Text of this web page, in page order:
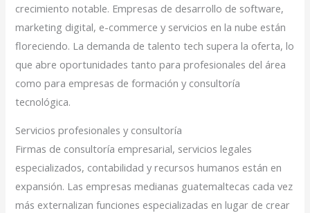
crecimiento notable. Empresas de desarrollo de software,
marketing digital, e-commerce y servicios en la nube están
floreciendo. La demanda de talento tech supera la oferta, lo
que abre oportunidades tanto para profesionales del área
como para empresas de formación y consultoría
tecnológica.
Servicios profesionales y consultoría
Firmas de consultoría empresarial, servicios legales
especializados, contabilidad y recursos humanos están en
expansión. Las empresas medianas guatemaltecas cada vez
más externalizan funciones especializadas en lugar de crear